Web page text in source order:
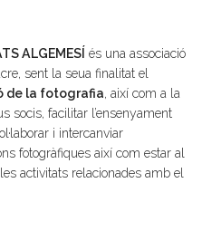
ALGEMESÍ és una associació
sent la seua finalitat el
de la fotografia, així com a la
socis, facilitar l’ensenyament
i intercanviar
fotogràfiques així com estar al
activitats relacionades amb el